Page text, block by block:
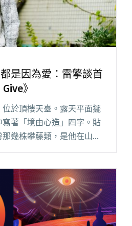
都是因為愛：雷擎談首
》
於頂樓天臺。露天平面擺
著「境由心造」四字。貼
幾株攀藤類，是他在山上
屋，連進門的過道都充滿
顯紊亂，屋裡閱讀全文
因為愛：雷擎談首張專輯